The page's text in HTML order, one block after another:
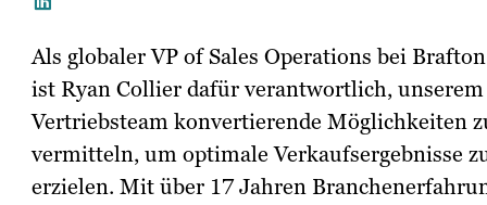
Als globaler VP of Sales Operations bei Brafton
ist Ryan Collier dafür verantwortlich, unserem
Vertriebsteam konvertierende Möglichkeiten
vermitteln, um optimale Verkaufsergebnisse
erzielen. Mit über 17 Jahren